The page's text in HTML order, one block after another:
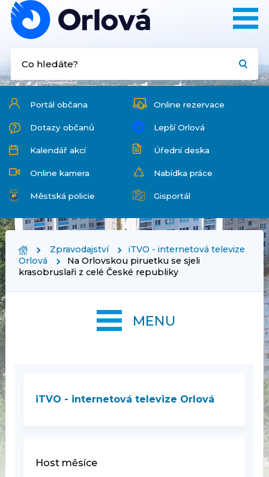
Portál občana Online rezervace
Dotazy občanů Lepší Orlová
Kalendář akcí Úřední deska
Online kamera Nabídka práce
Městská policie Gisportál
Zpravodajství
iTVO - internetová televize
Orlová
Na Orlovskou piruetku se sjeli
krasobruslaři z celé České republiky
iTVO - internetová televize Orlová
Host měsíce
MENU